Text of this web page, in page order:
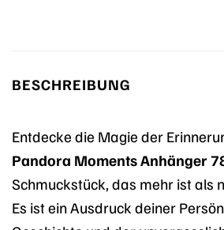
BESCHREIBUNG
Entdecke die Magie der
Pandora Moments Anhänger
Schmuckstück, das mehr ist als
Es ist ein Ausdruck deiner